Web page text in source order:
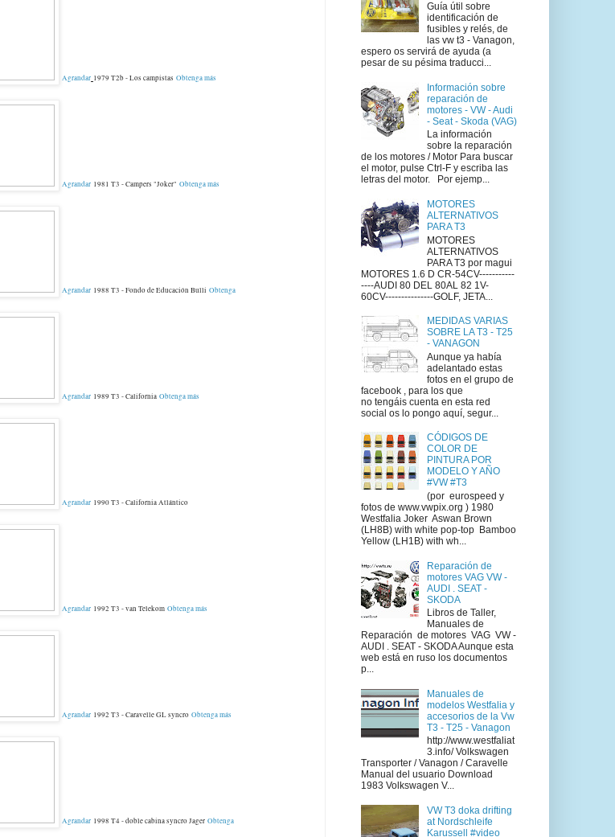
Agrandar 1979 T2b - Los campistas Obtenga más
Agrandar 1981 T3 - Campers "Joker" Obtenga más
Agrandar 1988 T3 - Fondo de Educación Bulli Obtenga
Agrandar 1989 T3 - California Obtenga más
Agrandar 1990 T3 - California Atlántico
Agrandar 1992 T3 - van Telekom Obtenga más
Agrandar 1992 T3 - Caravelle GL syncro Obtenga más
Agrandar 1998 T4 - doble cabina syncro Jager Obtenga
Guía útil sobre
identificación de
fusibles y relés, de
las vw t3 - Vanagon,
espero os servirá de ayuda (a
pesar de su pésima traducci...
Información sobre
reparación de
motores - VW - Audi
- Seat - Skoda (VAG)
La información
sobre la reparación
de los motores / Motor Para buscar
el motor, pulse Ctrl-F y escriba las
letras del motor. Por ejemp...
MOTORES
ALTERNATIVOS
PARA T3
MOTORES
ALTERNATIVOS
PARA T3 por magui
MOTORES 1.6 D CR-54CV-----------
----AUDI 80 DEL 80AL 82 1V-
60CV---------------GOLF, JETA...
MEDIDAS VARIAS
SOBRE LA T3 - T25
- VANAGON
Aunque ya había
adelantado estas
fotos en el grupo de
facebook , para los que
no tengáis cuenta en esta red
social os lo pongo aquí, segur...
CÓDIGOS DE
COLOR DE
PINTURA POR
MODELO Y AÑO
#VW #T3
(por eurospeed y
fotos de www.vwpix.org ) 1980
Westfalia Joker Aswan Brown
(LH8B) with white pop-top Bamboo
Yellow (LH1B) with wh...
Reparación de
motores VAG VW -
AUDI . SEAT -
SKODA
Libros de Taller,
Manuales de
Reparación de motores VAG VW -
AUDI . SEAT - SKODA Aunque esta
web está en ruso los documentos
p...
Manuales de
modelos Westfalia y
accesorios de la Vw
T3 - T25 - Vanagon
http://www.westfaliat
3.info/ Volkswagen
Transporter / Vanagon / Caravelle
Manual del usuario Download
1983 Volkswagen V...
VW T3 doka drifting
at Nordschleife
Karussell #video